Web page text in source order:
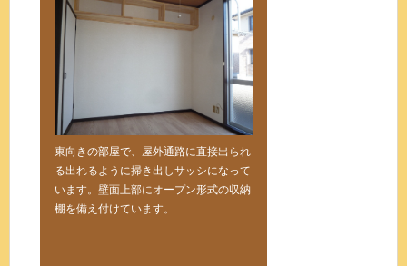
東向きの部屋で、屋外通路に直接出られ
る出れるように掃き出しサッシになって
います。壁面上部にオープン形式の収納
棚を備え付けています。